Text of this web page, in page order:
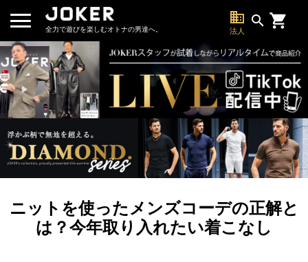
全力で遊びを楽しむオトナの男達へ。
business
法人
search
ニットを使ったメンズコーデの正解と
は？今年取り入れたい着こなし